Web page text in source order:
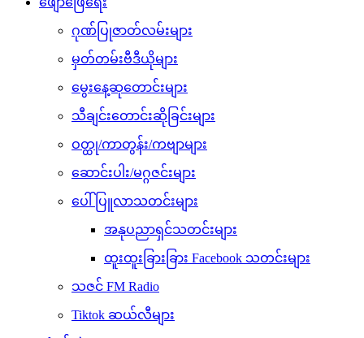
ဂုဏ်ပြုဇာတ်လမ်းများ
မှတ်တမ်းဗီဒီယိုများ
မွေးနေ့ဆုတောင်းများ
သီချင်းတောင်းဆိုခြင်းများ
ဝတ္ထု/ကာတွန်း/ကဗျာများ
ဆောင်းပါး/မဂ္ဂဇင်းများ
ပေါ်ပြူလာသတင်းများ
အနုပညာရှင်သတင်းများ
ထူးထူးခြားခြား Facebook သတင်းများ
သဇင် FM Radio
Tiktok ဆယ်လီများ